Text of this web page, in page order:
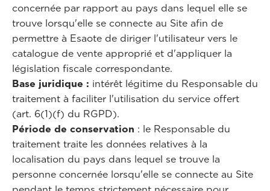
concernée par rapport au pays dans lequel elle se
trouve lorsqu'elle se connecte au Site afin de
permettre à Esaote de diriger l'utilisateur vers le
catalogue de vente approprié et d'appliquer la
législation fiscale correspondante.
Base juridique : intérêt légitime du Responsable du
traitement à faciliter l'utilisation du service offert
(art. 6(1)(f) du RGPD).
Période de conservation : le Responsable du
traitement traite les données relatives à la
localisation du pays dans lequel se trouve la
personne concernée lorsqu'elle se connecte au Site